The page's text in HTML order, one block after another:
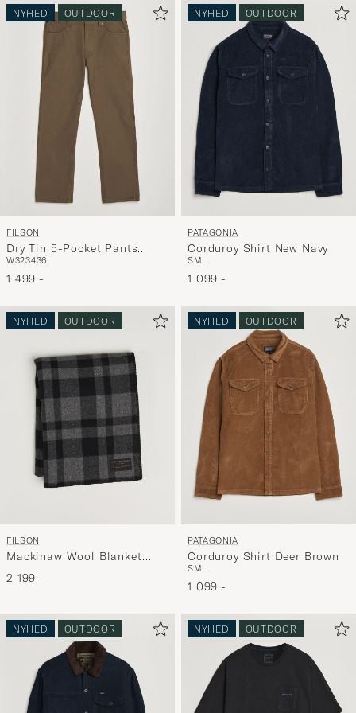
NYHED OUTDOOR
FILSON
Dry Tin 5-Pocket Pants
Marsh Olive
W323436
1 499,-
NYHED OUTDOOR
PATAGONIA
Corduroy Shirt New Navy
SML
1 099,-
NYHED OUTDOOR
FILSON
Mackinaw Wool Blanket
Charcoal
2 199,-
NYHED OUTDOOR
PATAGONIA
Corduroy Shirt Deer Brown
SML
1 099,-
NYHED OUTDOOR NYHED OUTDOOR